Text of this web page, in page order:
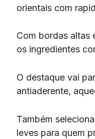
orientais com
Com bordas altas
os ingredientes
O destaque vai
antiaderente,
Também
leves para quem